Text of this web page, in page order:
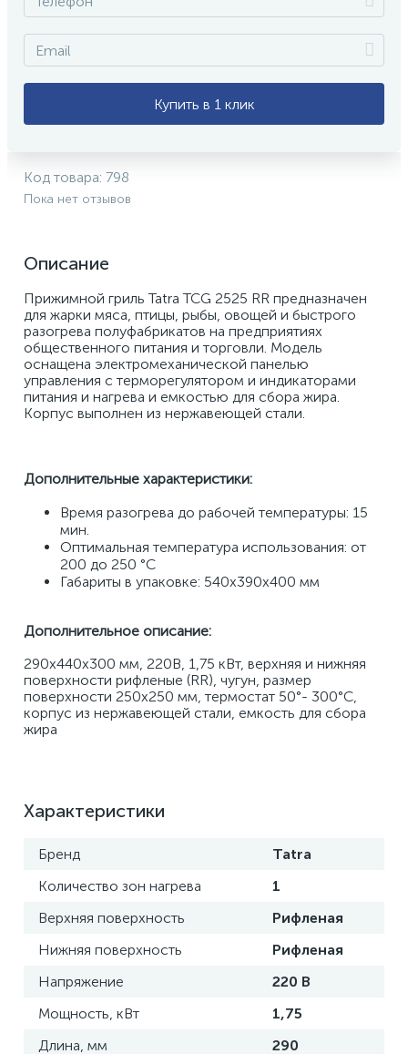
Купить в 1 клик
Код товара: 798
Пока нет отзывов
Описание
Прижимной гриль Tatra TCG 2525 RR предназначен
для жарки мяса, птицы, рыбы, овощей и быстрого
разогрева полуфабрикатов на предприятиях
общественного питания и торговли. Модель
оснащена электромеханической панелью
управления с терморегулятором и индикаторами
питания и нагрева и емкостью для сбора жира.
Корпус выполнен из нержавеющей стали.
Дополнительные характеристики:
Время разогрева до рабочей температуры: 15
мин.
Оптимальная температура использования: от
200 до 250 °C
Габариты в упаковке: 540х390х400 мм
Дополнительное описание:
290х440х300 мм, 220В, 1,75 кВт, верхняя и нижняя
поверхности рифленые (RR), чугун, размер
поверхности 250х250 мм, термостат 50°- 300°C,
корпус из нержавеющей стали, емкость для сбора
жира
Характеристики
Бренд
Tatra
Количество зон нагрева
1
Верхняя поверхность
Рифленая
Нижняя поверхность
Рифленая
Напряжение
220 В
Мощность, кВт
1,75
Длина, мм
290